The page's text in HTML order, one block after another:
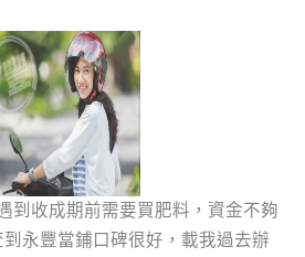
到收成期前需要買肥料，資金不夠
永豐當鋪口碑很好，載我過去辦